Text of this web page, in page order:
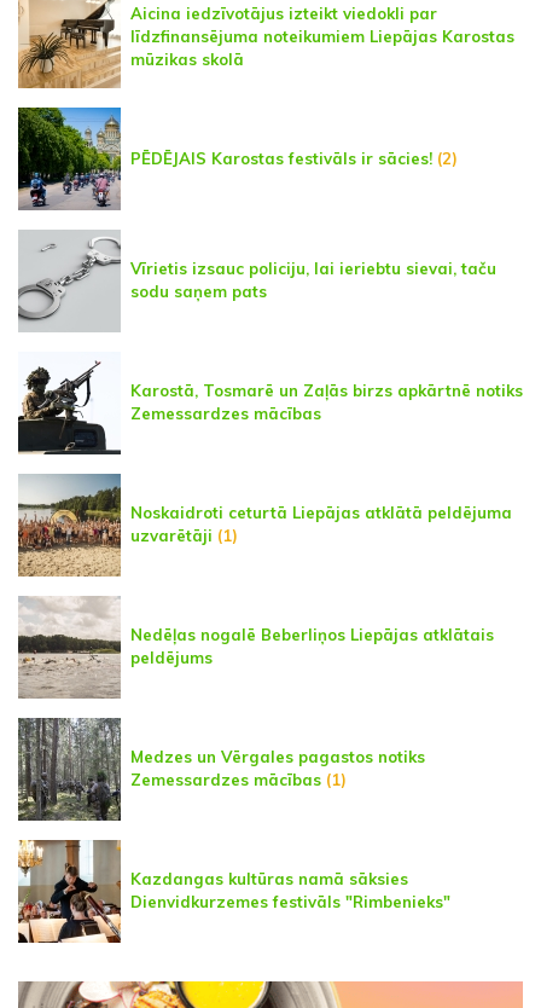
Aicina iedzīvotājus izteikt viedokli par
līdzfinansējuma noteikumiem Liepājas Karostas
mūzikas skolā
PĒDĒJAIS Karostas festivāls ir sācies! (2)
Vīrietis izsauc policiju, lai ieriebtu sievai, taču
sodu saņem pats
Karostā, Tosmarē un Zaļās birzs apkārtnē notiks
Zemessardzes mācības
Noskaidroti ceturtā Liepājas atklātā peldējuma
uzvarētāji (1)
Nedēļas nogalē Beberliņos Liepājas atklātais
peldējums
Medzes un Vērgales pagastos notiks
Zemessardzes mācības (1)
Kazdangas kultūras namā sāksies
Dienvidkurzemes festivāls "Rimbenieks"